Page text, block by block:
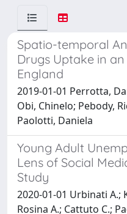
Spatio-temporal
Drugs Uptake in
England
2019-01-01 Perrotta,
Obi, Chinelo; Pebody,
Paolotti, Daniela
Young Adult
Lens of Social
Study
2020-01-01 Urbinati A.;
Rosina A.; Cattuto C.;